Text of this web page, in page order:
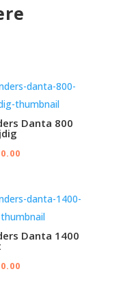
Danta 800
Danta 1400